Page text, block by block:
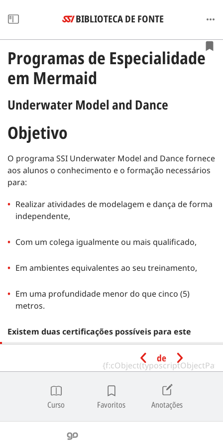
BIBLIOTECA DE FONTE
Programas de Especialidade
em Mermaid
Underwater Model and Dance
Objetivo
O programa SSI Underwater Model and Dance fornece
aos alunos o conhecimento e o formação necessários
para:
Realizar atividades de modelagem e dança de forma
independente,
Com um colega igualmente ou mais qualificado,
Em ambientes equivalentes ao seu treinamento,
Em uma profundidade menor do que cinco (5)
metros.
Existem duas certificações possíveis para este
programa:
Underwater Dance
Qualificação Mínima do
Instrutor
de
Curso Favoritos Anotações